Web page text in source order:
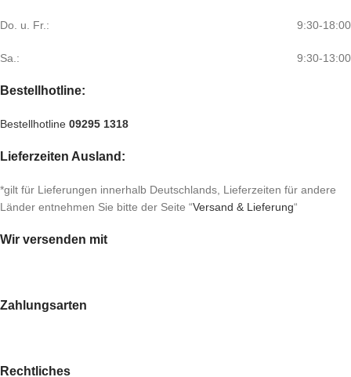
Do. u. Fr.: 9:30-18:00
Sa.: 9:30-13:00
Bestellhotline:
Bestellhotline 09295 1318
Lieferzeiten Ausland:
*gilt für Lieferungen innerhalb Deutschlands, Lieferzeiten für andere
Länder entnehmen Sie bitte der Seite “Versand & Lieferung“
Wir versenden mit
Zahlungsarten
Rechtliches